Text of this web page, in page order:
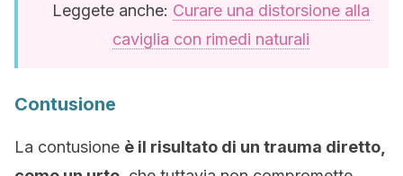
Leggete anche: Curare una distorsione alla
caviglia con rimedi naturali
Contusione
La contusione è il risultato di un trauma diretto,